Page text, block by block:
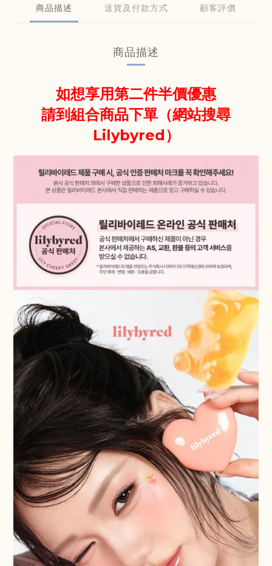
商品描述 送貨及付款方式 顧客評價
商品描述
如想享用第二件半價優惠
請到組合商品下單（網站搜尋
Lilybyred）